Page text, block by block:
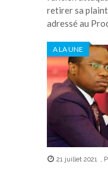
retirer sa
adressé au
A LA UNE
21 juillet 2021 ,